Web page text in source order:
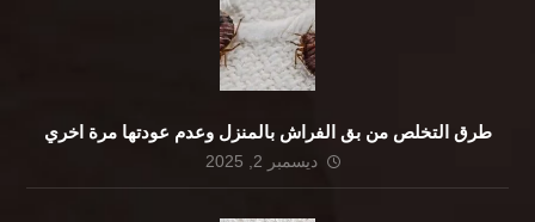
طرق التخلص من بق الفراش بالمنزل وعدم عودتها مرة اخري
ديسمبر 2, 2025